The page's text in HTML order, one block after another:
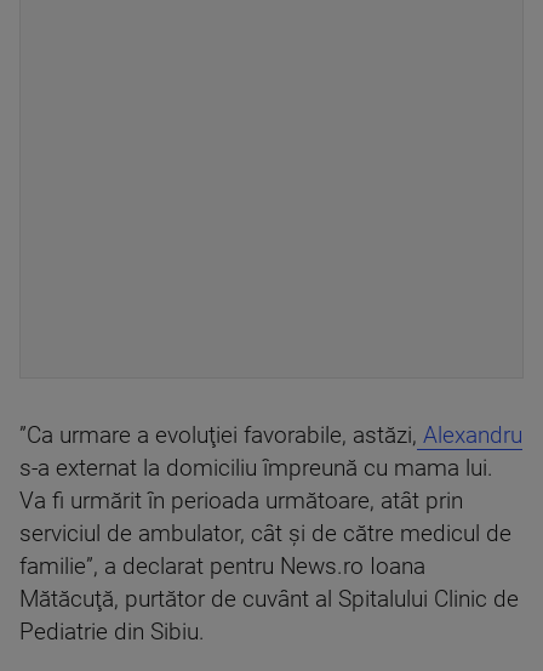
”Ca urmare a evoluţiei favorabile, astăzi, Alexandru
s-a externat la domiciliu împreună cu mama lui.
Va fi urmărit în perioada următoare, atât prin
serviciul de ambulator, cât şi de către medicul de
familie”, a declarat pentru News.ro Ioana
Mătăcuţă, purtător de cuvânt al Spitalului Clinic de
Pediatrie din Sibiu.